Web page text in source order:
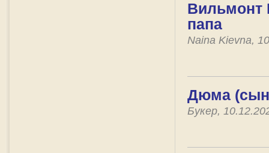
Вильмонт
папа
Naina Kievna,
Дюма
Букер,